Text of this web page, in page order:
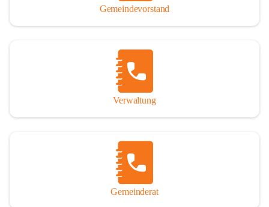
Gemeindevorstand
Verwaltung
Gemeinderat